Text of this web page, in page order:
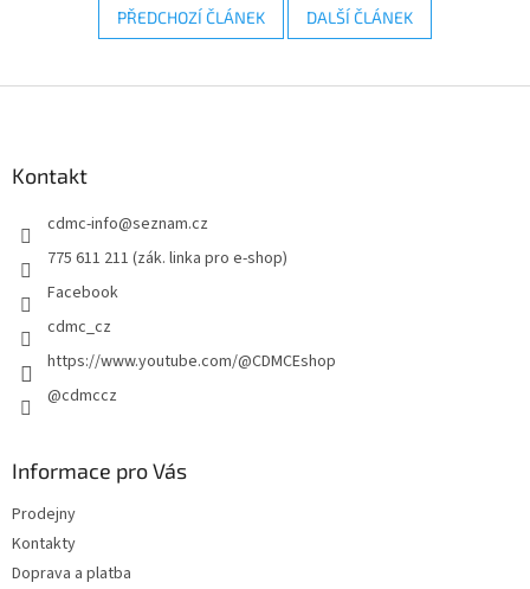
PŘEDCHOZÍ ČLÁNEK DALŠÍ ČLÁNEK
Kontakt
cdmc-info@seznam.cz
775 611 211 (zák. linka pro e-shop)
Facebook
cdmc_cz
https://www.youtube.com/@CDMCEshop
@cdmccz
Informace pro Vás
Prodejny
Kontakty
Doprava a platba